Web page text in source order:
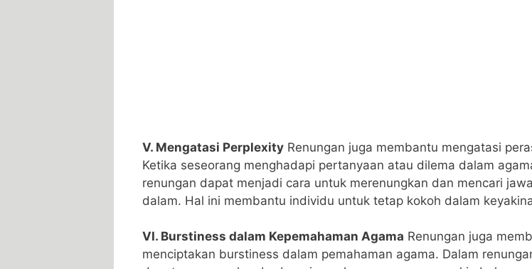
V. Mengatasi Perplexity Renungan juga membantu mengatasi
Ketika seseorang menghadapi pertanyaan atau dilema dalam
renungan dapat menjadi cara untuk merenungkan dan mencari
dalam. Hal ini membantu individu untuk tetap kokoh dalam
VI. Burstiness dalam Kepemahaman Agama Renungan juga
menciptakan burstiness dalam pemahaman agama. Dalam